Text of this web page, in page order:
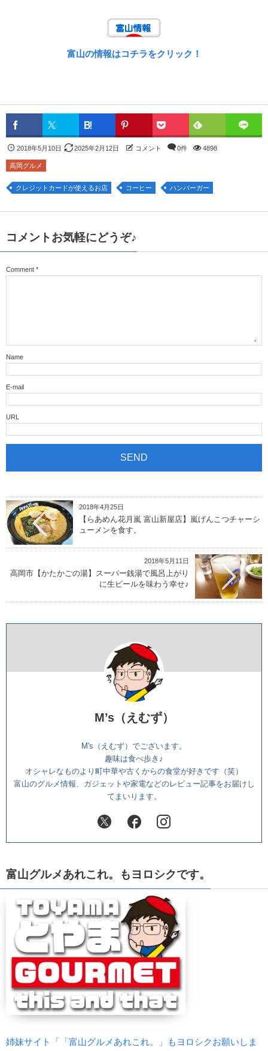
富山の情報はコチラをクリック！
2018年5月10日 2025年2月12日 コメント 0件 4898
高岡グルメ
クレジットカードが使えるお店 コーヒー ハンバーガー
コメントお気軽にどうぞ♪
Comment *
Name
E-mail
URL
2018年4月25日
【らあめん花月嵐 富山新屋店】嵐げんこつチャーシ
ューメンを食す。
2018年5月11日
高岡市【かたかごの湯】スーパー銭湯で風呂上がり
に生ビールを味わう幸せ♪
M’s（えむず）
M's（えむず）でございます。
趣味は食べ歩き♪
オシャレなものより町中華や古くからの食堂が好きです（笑）
富山のグルメ情報、ガジェットや家電などのレビュー記事をお届けし
てまいります。
富山グルメあれこれ。もヨロシクです。
姉妹サイト「「富山グルメあれこれ。」もヨロシクお願いしま